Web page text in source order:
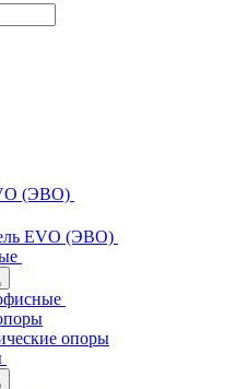
(ЭВО)
EVO (ЭВО)
опоры